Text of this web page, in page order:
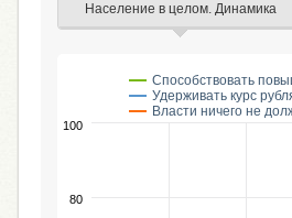
Население в целом. Динамика
Способствовать
Удерживать курс
Власти ничего не
80
100